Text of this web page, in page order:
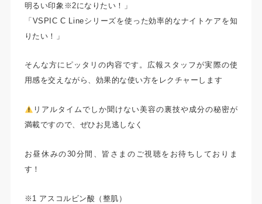
明るい印象※2になりたい！」
「VSPIC C Lineシリーズを使った効率的なナイトケアを知
りたい！」
そんな方にピッタリの内容です。広報スタッフが実際の使
用感を交えながら、効果的な使い方をレクチャーします
リアルタイムでしか聞けない美容の裏技や成分の秘密が
満載ですので、ぜひお見逃しなく
お昼休みの30分間、皆さまのご視聴をお待ちしておりま
す！
※1 アスコルビン酸（整肌）